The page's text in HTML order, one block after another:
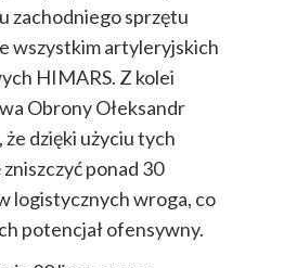
zachodniego sprzętu
wszystkim artyleryjskich
HIMARS. Z kolei
Obrony Ołeksandr
że dzięki użyciu tych
ponad 30
logistycznych wroga, co
potencjał ofensywny.